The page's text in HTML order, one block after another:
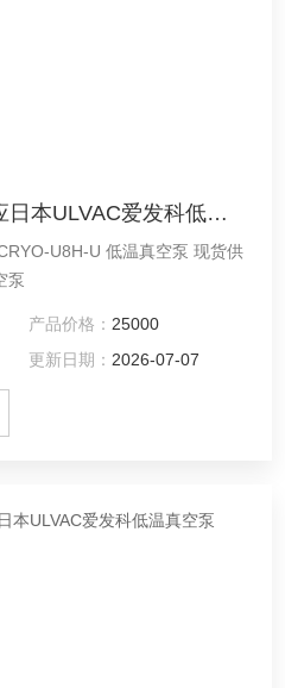
CRYO-U8H-U现货供应日本ULVAC爱发科低温真空泵
U8H-U 低温真空泵 现货供
泵
产品价格： 25000
更新日期： 2026-07-07